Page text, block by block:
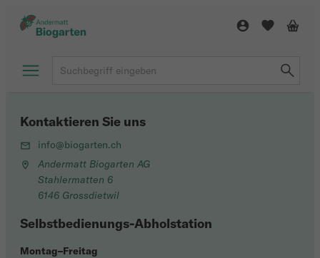
Kontaktieren Sie uns
info@biogarten.ch
Andermatt Biogarten AG
Stahlermatten 6
6146 Grossdietwil
Selbstbedienungs-Abholstation
Montag–Freitag